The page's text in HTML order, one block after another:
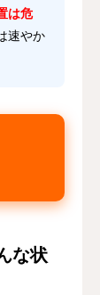
は危
速やか
な状